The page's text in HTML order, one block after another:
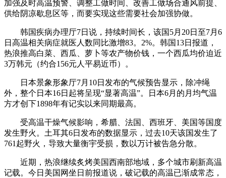
加强及时高温预警、调整工做时间、改善工做场合通风前提、
供给阴凉歇息区等，而要实现这些需要社会加强协做。
韩国疾病办理厅7日说，持续时间长，该国5月20日至7月6
日高温相关病症就医人数同比激增83。2%。韩国13日报道，
热浪推高白菜、西瓜、萝卜等农产物价钱，一个西瓜均价迫近
3万韩元（约合156元人平易近币）。
日本景象形象厅7月10日发布的气候预告显示，除冲绳
外，整个日本16日起将呈现“显著高温”。日本6月的月均气温
方才创下1898年有记实以来同期最高。
受高温干燥气候影响，希腊、法国、西班牙、美国等国度
发生野火。土耳其6日发布的数据显示，过去10天该国发生了
761起野火，导致大量衡宇受损，数以万计被告急分散。
近期，热浪继续炙烤美国西南部地域，多个城市刷新高温
记载。今日美国网坐日前报道说，破记载的高温已渐成常态，